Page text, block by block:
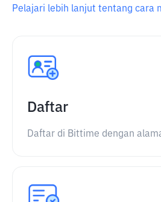
Pelajari lebih lanjut tentang cara
Daftar
Daftar di Bittime dengan